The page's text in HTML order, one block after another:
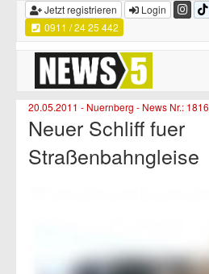
Jetzt registrieren
Login
0911 / 24 25 442
20.05.2011 - Nuernberg - News Nr.: 1816
Neuer Schliff fuer
Straßenbahngleise